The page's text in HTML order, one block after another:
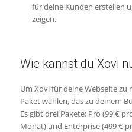
für deine Kunden erstellen
zeigen.
Wie kannst du Xovi
Um Xovi für deine Webseite
Paket wählen, das zu deinem
Es gibt drei Pakete: Pro (99 €
Monat) und Enterprise (499 €